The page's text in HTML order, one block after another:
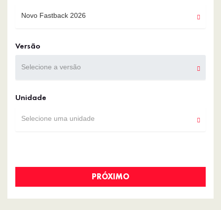
Novo Fastback 2026
Versão
Selecione a versão
Unidade
Selecione uma unidade
PRÓXIMO